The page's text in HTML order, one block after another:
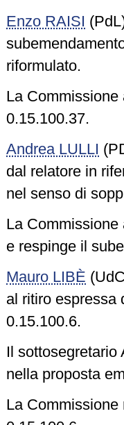
Enzo RAISI
riformulato.
La
0.15.100.37.
Andrea LULLI
dal relatore in
nel senso di
La
e respinge il
Mauro LIBÈ
al ritiro espressa
0.15.100.6.
Il sottosegretario
nella proposta
La